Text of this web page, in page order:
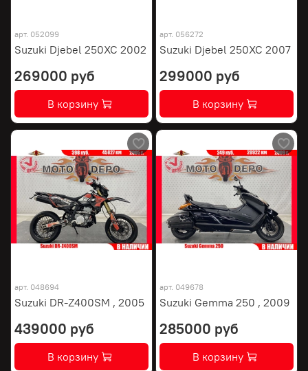
арт. 052099
Suzuki Djebel 250XC 2002
269000 руб
В корзину
арт. 056272
Suzuki Djebel 250XC 2007
299000 руб
В корзину
арт. 048694
Suzuki DR-Z400SM , 2005
439000 руб
В корзину
арт. 049678
Suzuki Gemma 250 , 2009
285000 руб
В корзину